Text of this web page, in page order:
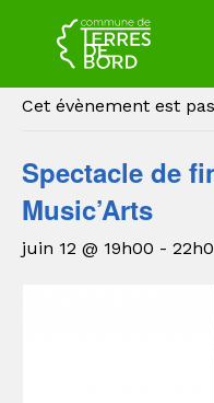
« Tous les Évènements
Cet évènement est
Spectacle de
Music’Arts
juin 12 @ 19h00 -